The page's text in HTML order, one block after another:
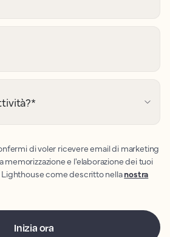
*
di voler ricevere email di marketing
e l'elaborazione dei tuoi
come descritto nellanostra